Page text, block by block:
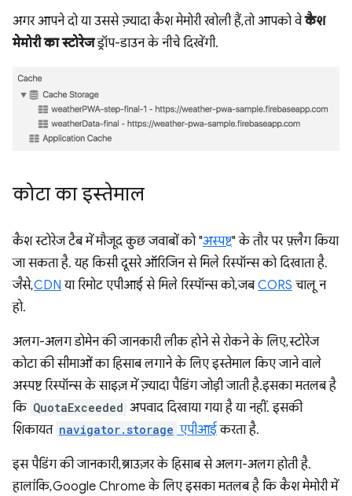
अगर आपने दो या उससे ज़्यादा कैश मेमोरी खोली हैं, तो आपको वेकैश
मेमोरी का स्टोरेजड्रॉप-डाउन के नीचे दिखेंगी.
कोटा का इस्तेमाल
कैश स्टोरेज टैब में मौजूद कुछ जवाबों को "अस्पष्ट" के तौर पर फ़्लैग किया
जा सकता है. यह किसी दूसरे ऑरिजिन से मिले रिस्पॉन्स को दिखाता है.
जैसे,CDN या रिमोट एपीआई से मिले रिस्पॉन्स को, जबCORS चालू न
हो.
अलग-अलग डोमेन की जानकारी लीक होने से रोकने के लिए, स्टोरेज
कोटा की सीमाओं का हिसाब लगाने के लिए इस्तेमाल किए जाने वाले
अस्पष्ट रिस्पॉन्स के साइज़ में ज़्यादा पैडिंग जोड़ी जाती है.इसका मतलब है
कि QuotaExceeded अपवाद दिखाया गया है या नहीं. इसकी
शिकायत navigator.storage एपीआईकरता है.
इस पैडिंग की जानकारी, ब्राउज़र के हिसाब से अलग-अलग होती है.
हालांकि, Google Chrome के लिए इसका मतलब है कि कैश मेमोरी में